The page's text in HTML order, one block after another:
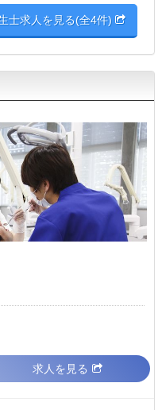
士求人を見る(全4件)
求人を見る